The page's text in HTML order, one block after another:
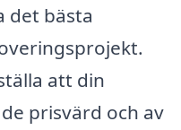
det bästa
att din
prisvärd och av